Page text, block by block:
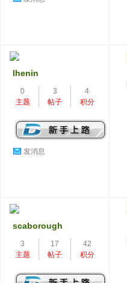
lhenin
0
主题
3
帖子
4
积分
发消息
scaborough
3
主题
17
帖子
42
积分